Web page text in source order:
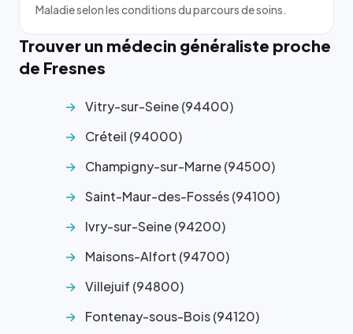
Maladie selon les conditions du parcours de soins.
Trouver un médecin généraliste proche
de Fresnes
Vitry-sur-Seine (94400)
Créteil (94000)
Champigny-sur-Marne (94500)
Saint-Maur-des-Fossés (94100)
Ivry-sur-Seine (94200)
Maisons-Alfort (94700)
Villejuif (94800)
Fontenay-sous-Bois (94120)